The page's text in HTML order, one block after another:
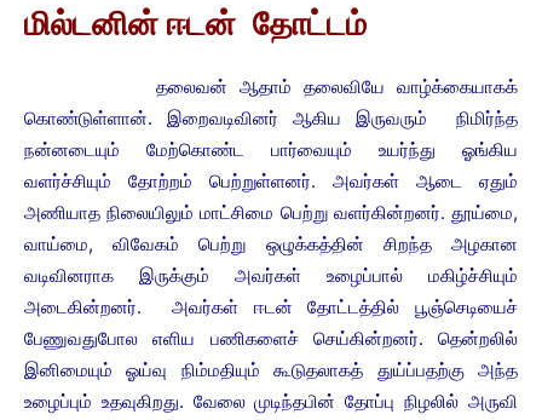
மில்டனின் ஈடன் தோட்டம்
தலைவன் ஆதாம் தலைவியே வாழ்க்கையாகக்
கொண்டுள்ளான். இறைவடிவினர் ஆகிய இருவரும் நிமிர்ந்த
நன்னடையும் மேற்கொண்ட பார்வையும் உயர்ந்து ஓங்கிய
வளர்ச்சியும் தோற்றம் பெற்றுள்ளனர். அவர்கள் ஆடை ஏதும்
அணியாத நிலையிலும் மாட்சிமை பெற்று வளர்கின்றனர். தூய்மை,
வாய்மை, விவேகம் பெற்று ஒழுக்கத்தின் சிறந்த அழகான
வடிவினராக இருக்கும் அவர்கள் உழைப்பால் மகிழ்ச்சியும்
அடைகின்றனர். அவர்கள் ஈடன் தோட்டத்தில் பூஞ்செடியைச்
பேணுவதுபோல எளிய பணிகளைச் செய்கின்றனர். தென்றலில்
இனிமையும் ஓய்வு நிம்மதியும் கூடுதலாகத் துய்ப்பதற்கு அந்த
உழைப்பும் உதவுகிறது. வேலை முடிந்தபின் தோப்பு நிழலில் அருவி